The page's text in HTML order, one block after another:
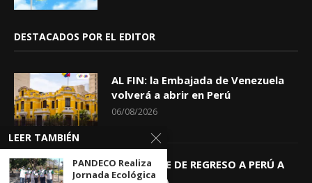
DESTACADOS POR EL EDITOR
AL FIN: la Embajada de Venezuela
volverá a abrir en Perú
06/08/2026
KEIKO TRAE DE REGRESO A PERÚ A
GIOVANNA
LEER TAMBIÉN
PANDECO Realiza
Jornada Ecológica